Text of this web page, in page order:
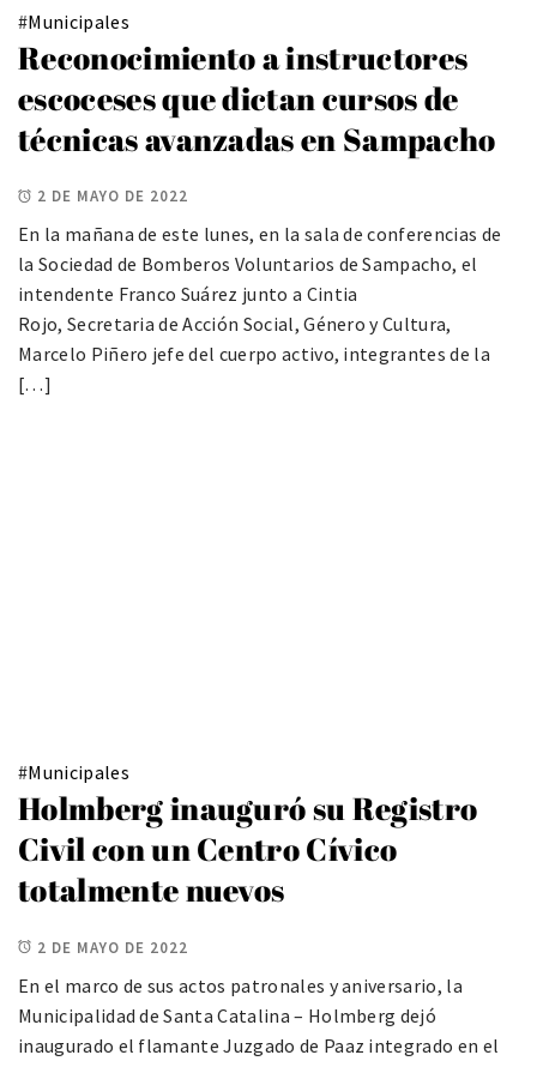
#Municipales
Reconocimiento a instructores
escoceses que dictan cursos de
técnicas avanzadas en Sampacho
2 DE MAYO DE 2022
En la mañana de este lunes, en la sala de conferencias de
la Sociedad de Bomberos Voluntarios de Sampacho, el
intendente Franco Suárez junto a Cintia
Rojo, Secretaria de Acción Social, Género y Cultura,
Marcelo Piñero jefe del cuerpo activo, integrantes de la
[…]
#Municipales
Holmberg inauguró su Registro
Civil con un Centro Cívico
totalmente nuevos
2 DE MAYO DE 2022
En el marco de sus actos patronales y aniversario, la
Municipalidad de Santa Catalina – Holmberg dejó
inaugurado el flamante Juzgado de Paaz integrado en el